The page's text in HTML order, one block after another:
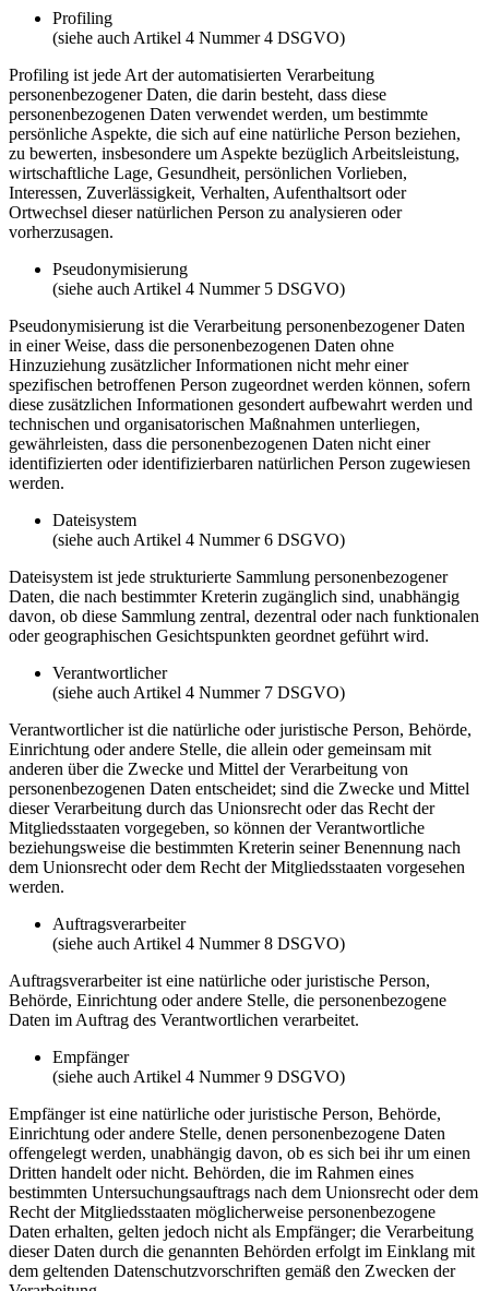
Profiling
(siehe auch Artikel 4 Nummer 4 DSGVO)
Profiling ist jede Art der automatisierten Verarbeitung
personenbezogener Daten, die darin besteht, dass diese
personenbezogenen Daten verwendet werden, um bestimmte
persönliche Aspekte, die sich auf eine natürliche Person beziehen,
zu bewerten, insbesondere um Aspekte bezüglich Arbeitsleistung,
wirtschaftliche Lage, Gesundheit, persönlichen Vorlieben,
Interessen, Zuverlässigkeit, Verhalten, Aufenthaltsort oder
Ortwechsel dieser natürlichen Person zu analysieren oder
vorherzusagen.
Pseudonymisierung
(siehe auch Artikel 4 Nummer 5 DSGVO)
Pseudonymisierung ist die Verarbeitung personenbezogener Daten
in einer Weise, dass die personenbezogenen Daten ohne
Hinzuziehung zusätzlicher Informationen nicht mehr einer
spezifischen betroffenen Person zugeordnet werden können, sofern
diese zusätzlichen Informationen gesondert aufbewahrt werden und
technischen und organisatorischen Maßnahmen unterliegen,
gewährleisten, dass die personenbezogenen Daten nicht einer
identifizierten oder identifizierbaren natürlichen Person zugewiesen
werden.
Dateisystem
(siehe auch Artikel 4 Nummer 6 DSGVO)
Dateisystem ist jede strukturierte Sammlung personenbezogener
Daten, die nach bestimmter Kreterin zugänglich sind, unabhängig
davon, ob diese Sammlung zentral, dezentral oder nach funktionalen
oder geographischen Gesichtspunkten geordnet geführt wird.
Verantwortlicher
(siehe auch Artikel 4 Nummer 7 DSGVO)
Verantwortlicher ist die natürliche oder juristische Person, Behörde,
Einrichtung oder andere Stelle, die allein oder gemeinsam mit
anderen über die Zwecke und Mittel der Verarbeitung von
personenbezogenen Daten entscheidet; sind die Zwecke und Mittel
dieser Verarbeitung durch das Unionsrecht oder das Recht der
Mitgliedsstaaten vorgegeben, so können der Verantwortliche
beziehungsweise die bestimmten Kreterin seiner Benennung nach
dem Unionsrecht oder dem Recht der Mitgliedsstaaten vorgesehen
werden.
Auftragsverarbeiter
(siehe auch Artikel 4 Nummer 8 DSGVO)
Auftragsverarbeiter ist eine natürliche oder juristische Person,
Behörde, Einrichtung oder andere Stelle, die personenbezogene
Daten im Auftrag des Verantwortlichen verarbeitet.
Empfänger
(siehe auch Artikel 4 Nummer 9 DSGVO)
Empfänger ist eine natürliche oder juristische Person, Behörde,
Einrichtung oder andere Stelle, denen personenbezogene Daten
offengelegt werden, unabhängig davon, ob es sich bei ihr um einen
Dritten handelt oder nicht. Behörden, die im Rahmen eines
bestimmten Untersuchungsauftrags nach dem Unionsrecht oder dem
Recht der Mitgliedsstaaten möglicherweise personenbezogene
Daten erhalten, gelten jedoch nicht als Empfänger; die Verarbeitung
dieser Daten durch die genannten Behörden erfolgt im Einklang mit
dem geltenden Datenschutzvorschriften gemäß den Zwecken der